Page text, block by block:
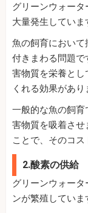
グリーンウォー
大量発生していま
魚の飼育において
付きまわる問題
害物質を栄養とし
くれる効果があり
一般的な魚の飼
害物質を吸着させ
ことで、そのコス
2.酸素の供給
グリーンウォー
ンが繁殖していま